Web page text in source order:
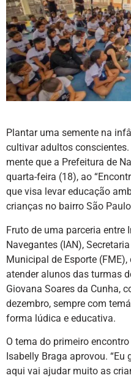
Plantar uma semente na
cultivar adultos
mente que a Prefeitura de
quarta-feira (18), ao
que visa levar educação
crianças no bairro São
Fruto de uma parceria entre
Navegantes (IAN),
Municipal de Esporte
atender alunos das turmas
Giovana Soares da Cunha,
dezembro, sempre com
forma lúdica e educativa.
O tema do primeiro
Isabelly Braga aprovou.
aqui vai ajudar muito as